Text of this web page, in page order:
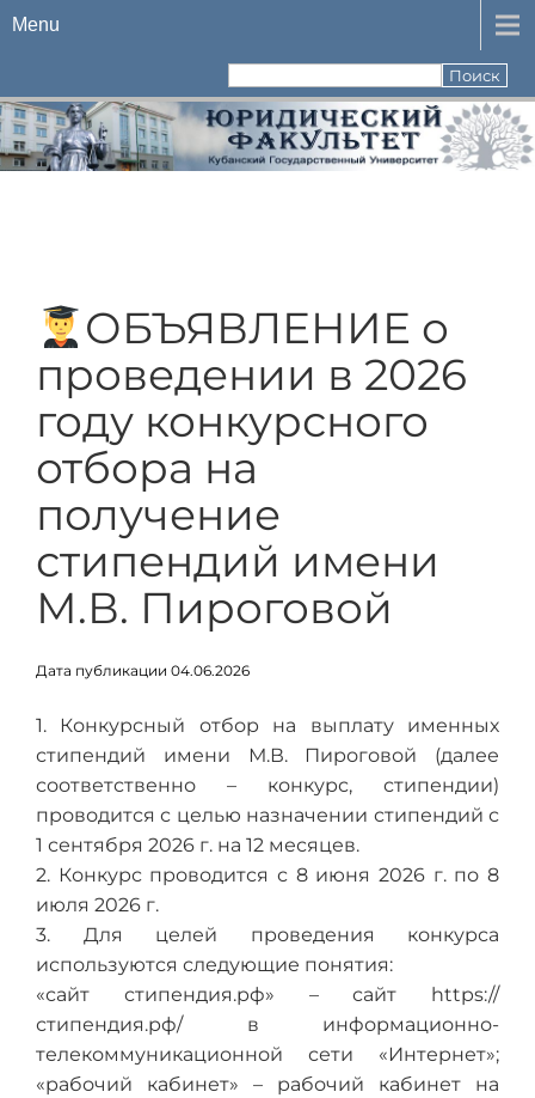
Menu
ОБЪЯВЛЕНИЕ о
проведении в 2026
году конкурсного
отбора на
получение
стипендий имени
М.В. Пироговой
Дата публикации 04.06.2026
1. Конкурсный отбор на выплату именных
стипендий имени М.В. Пироговой (далее
соответственно – конкурс, стипендии)
проводится с целью назначении стипендий с
1 сентября 2026 г. на 12 месяцев.
2. Конкурс проводится с 8 июня 2026 г. по 8
июля 2026 г.
3. Для целей проведения конкурса
используются следующие понятия:
«сайт стипендия.рф» – сайт https://
стипендия.рф/ в информационно-
телекоммуникационной сети «Интернет»;
«рабочий кабинет» – рабочий кабинет на